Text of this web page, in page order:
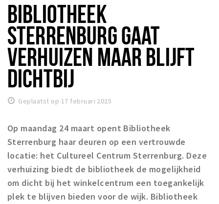
Leuke tips & trends
Interviews
Eten
Drinken
Slapen
Recreatief
Winkels
Winkelgebieden
Parkeren
Bezienswaardigheden
Musea, theaters & podia
BIBLIOTHEEK
STERRENBURG GAAT
VERHUIZEN MAAR BLIJFT
DICHTBIJ
Geplaatst op 17 februari 2025
Op maandag 24 maart opent Bibliotheek
Sterrenburg haar deuren op een vertrouwde
locatie: het Cultureel Centrum Sterrenburg. Deze
verhuizing biedt de bibliotheek de mogelijkheid
om dicht bij het winkelcentrum een toegankelijk
plek te blijven bieden voor de wijk. Bibliotheek